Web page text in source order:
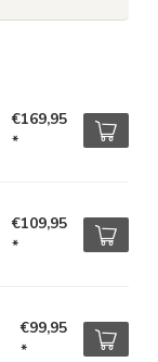
€169,95
*
€109,95
*
€99,95
*